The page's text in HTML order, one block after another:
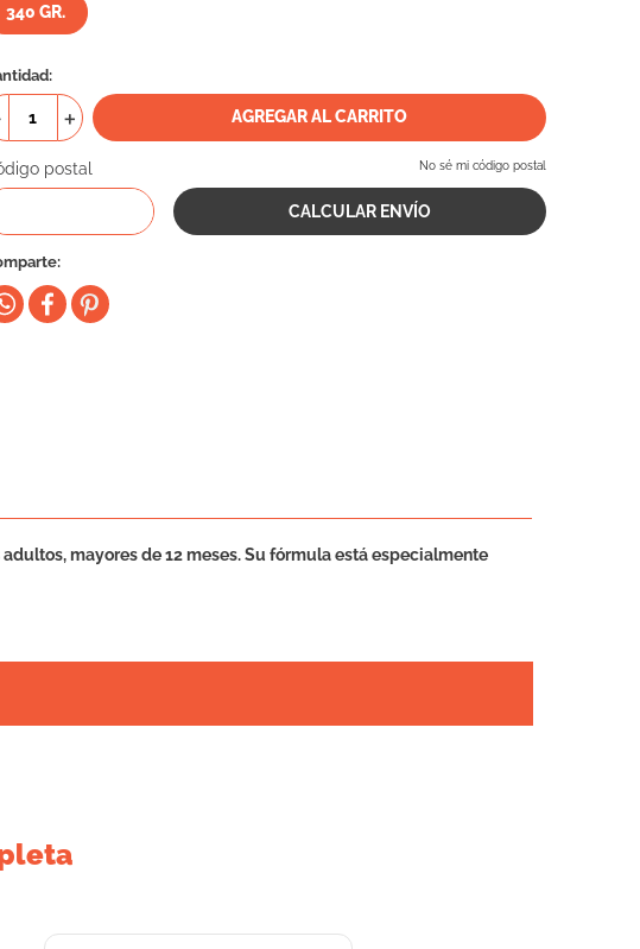
340 GR.
＋ AGREGAR AL CARRITO
postal No sé mi código postal
mayores de 12 meses. Su fórmula está especialmente